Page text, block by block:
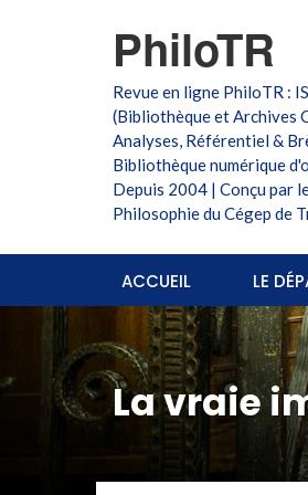
PhiloTR
Revue en ligne PhiloTR :
(Bibliothèque et Archives
Analyses, Référentiel &
Bibliothèque numérique
Depuis 2004 | Conçu par
Philosophie du Cégep de
ACCUEIL LE
La vraie